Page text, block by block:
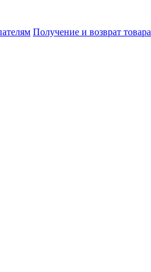
Получение и возврат товара